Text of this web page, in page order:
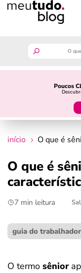
Poucos
guia do
crédito fácil
últimas notícias
ferramentas
início O que é
O que é
7 min leitura
guia do trabalhador
O termo sênior